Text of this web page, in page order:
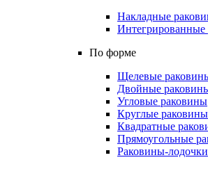
Накладные
Интегрированные
По форме
Щелевые
Двойные
Угловые раковины
Круглые раковины
Квадратные
Прямоугольные
Раковины-лодочки